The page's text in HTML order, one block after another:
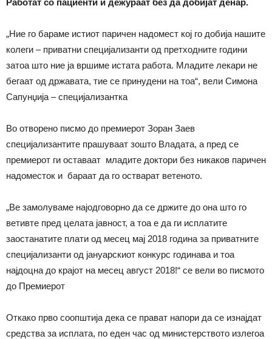
Работат со пациенти и дежураат без да добијат денар.
„Ние го бараме истиот паричен надомест кој го добија нашите
колеги – приватни специјализанти од претходните години
затоа што ние ја вршиме истата работа. Младите лекари не
бегаат од државата, тие се принудени на тоа“, вели Симона
Сапунџија – специјализантка
Во отворено писмо до премиерот Зоран Заев
специјализантите прашуваат зошто Владата, а пред се
премиерот ги оставаат младите доктори без никаков паричен
надоместок и бараат да го остварат ветеното.
„Ве замолуваме најодговорно да се држите до она што го
ветивте пред целата јавност, а тоа е да ги исплатите
заостанатите плати од месец мај 2018 година за приватните
специјализанти од јануарскиот конкурс годинава и тоа
најдоцна до крајот на месец август 2018!“ се вели во писмото
до Премиерот
Откако прво соопштија дека се прават напори да се изнајдат
средства за исплата, по еден час од министерството излегоа